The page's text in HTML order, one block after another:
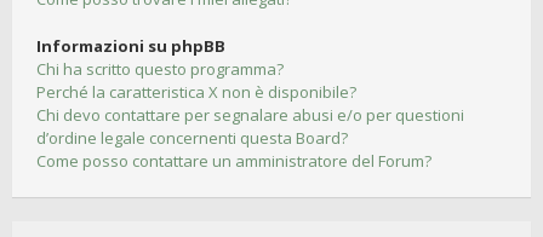
Informazioni su phpBB
Chi ha scritto questo programma?
Perché la caratteristica X non è disponibile?
Chi devo contattare per segnalare abusi e/o per questioni
d’ordine legale concernenti questa Board?
Come posso contattare un amministratore del Forum?